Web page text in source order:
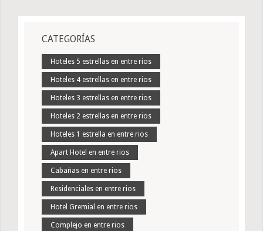
CATEGORÍAS
Hoteles 5 estrellas en entre rios
Hoteles 4 estrellas en entre rios
Hoteles 3 estrellas en entre rios
Hoteles 2 estrellas en entre rios
Hoteles 1 estrella en entre rios
Apart Hotel en entre rios
Cabañas en entre rios
Residenciales en entre rios
Hotel Gremial en entre rios
Complejo en entre rios